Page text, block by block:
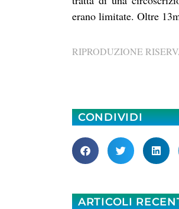
erano limitate. Oltre
RIPRODUZIONE
CONDIVIDI
ARTICOLI